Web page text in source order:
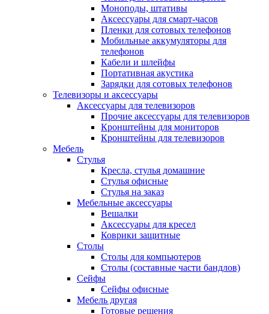
Моноподы, штативы
Аксессуары для смарт-часов
Пленки для сотовых телефонов
Мобильные аккумуляторы для
телефонов
Кабели и шлейфы
Портативная акустика
Зарядки для сотовых телефонов
Телевизоры и аксессуары
Аксессуары для телевизоров
Прочие аксессуары для телевизоров
Кронштейны для мониторов
Кронштейны для телевизоров
Мебель
Стулья
Кресла, стулья домашние
Стулья офисные
Стулья на заказ
Мебельные аксессуары
Вешалки
Аксессуары для кресел
Коврики защитные
Столы
Столы для компьютеров
Столы (составные части бандлов)
Сейфы
Сейфы офисные
Мебель другая
Готовые решения